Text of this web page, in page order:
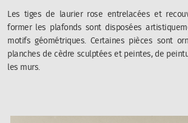
Les tiges de laurier rose entrelacées et
former les plafonds sont disposées
motifs géométriques. Certaines pièces sont
planches de cèdre sculptées et peintes, de
les murs.